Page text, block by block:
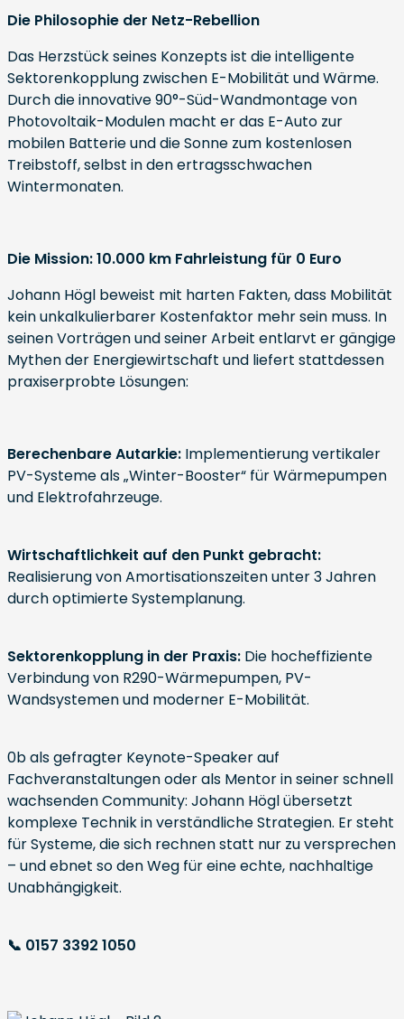
Die Philosophie der Netz-Rebellion
Das Herzstück seines Konzepts ist die intelligente
Sektorenkopplung zwischen E-Mobilität und Wärme.
Durch die innovative 90°-Süd-Wandmontage von
Photovoltaik-Modulen macht er das E-Auto zur
mobilen Batterie und die Sonne zum kostenlosen
Treibstoff, selbst in den ertragsschwachen
Wintermonaten.
Die Mission: 10.000 km Fahrleistung für 0 Euro
Johann Högl beweist mit harten Fakten, dass Mobilität
kein unkalkulierbarer Kostenfaktor mehr sein muss. In
seinen Vorträgen und seiner Arbeit entlarvt er gängige
Mythen der Energiewirtschaft und liefert stattdessen
praxiserprobte Lösungen:
Berechenbare Autarkie: Implementierung vertikaler
PV-Systeme als „Winter-Booster“ für Wärmepumpen
und Elektrofahrzeuge.
Wirtschaftlichkeit auf den Punkt gebracht:
Realisierung von Amortisationszeiten unter 3 Jahren
durch optimierte Systemplanung.
Sektorenkopplung in der Praxis: Die hocheffiziente
Verbindung von R290-Wärmepumpen, PV-
Wandsystemen und moderner E-Mobilität.
0b als gefragter Keynote-Speaker auf
Fachveranstaltungen oder als Mentor in seiner schnell
wachsenden Community: Johann Högl übersetzt
komplexe Technik in verständliche Strategien. Er steht
für Systeme, die sich rechnen statt nur zu versprechen
– und ebnet so den Weg für eine echte, nachhaltige
Unabhängigkeit.
📞 0157 3392 1050